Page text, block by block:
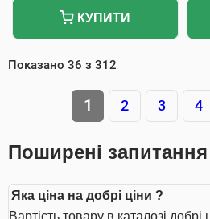
КУПИТИ
Показано 36 з 312
1 2 3 4
Поширені запитання
Яка ціна на добрі ціни ?
Вартість товару в каталозі добрі